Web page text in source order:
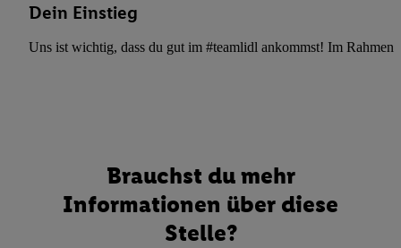
Dein Einstieg
Uns ist wichtig, dass du gut im #teamlidl ankommst! Im Rahmen
Brauchst du mehr
Informationen über diese
Stelle?